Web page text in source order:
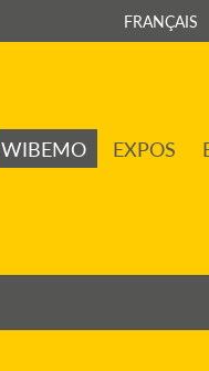
FRANÇAIS
WIBEMO EXPOS